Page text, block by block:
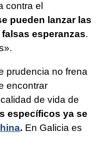
contra el
pueden lanzar las
esperanzas.
prudencia no frena
encontrar
de vida de
específicos ya se
. En Galicia es